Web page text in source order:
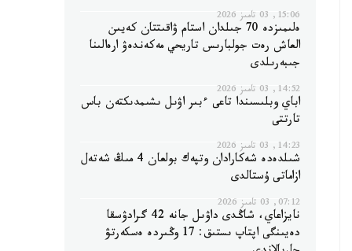
15:06, 03 تامىز 2026
ەلىمىزدە 70 جىلدان استام ۋاقىتتان كەيىن
العاش رەت جولبارىس تاريحي مەكەندەۋ ارەالىنا
جىبەرىلدى
14:52, 03 تامىز 2026
اباي وبلىسىندا تاعى ءبىر اۋىل ىشىمدىكتەن باس
تارتتى
14:23, 03 تامىز 2026
شىلدەدە شەكارادان وتپەك بولعان 4 مىڭ شەتەل
ازاماتى ۇستالدى
07:12, 03 تامىز 2026
نايزاعاي، شاڭدى داۋىل جانە 42 گرادۋسقا
دەيىنگى اپتاپ ىستىق: 17 وڭىردە ەسكەرتۋ